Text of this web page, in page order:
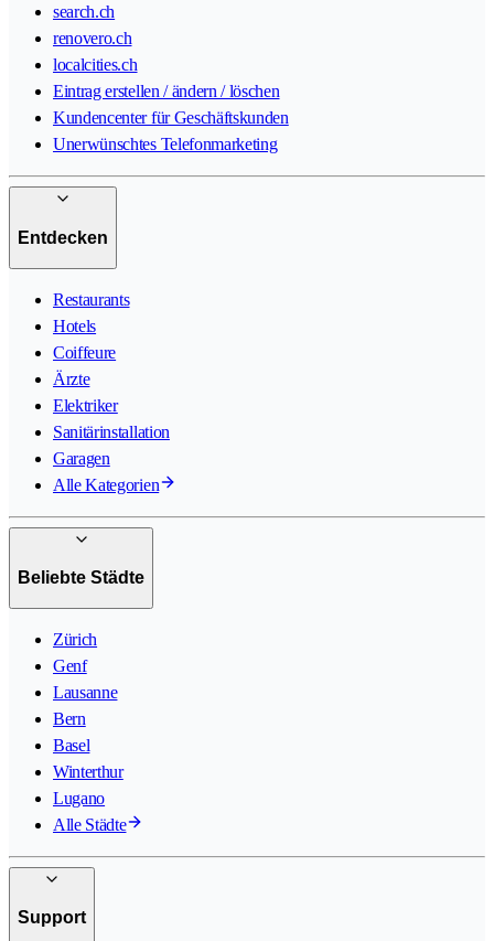
search.ch
renovero.ch
localcities.ch
Eintrag erstellen / ändern / löschen
Kundencenter für Geschäftskunden
Unerwünschtes Telefonmarketing
Entdecken
Restaurants
Hotels
Coiffeure
Ärzte
Elektriker
Sanitärinstallation
Garagen
Alle Kategorien
Beliebte Städte
Zürich
Genf
Lausanne
Bern
Basel
Winterthur
Lugano
Alle Städte
Support